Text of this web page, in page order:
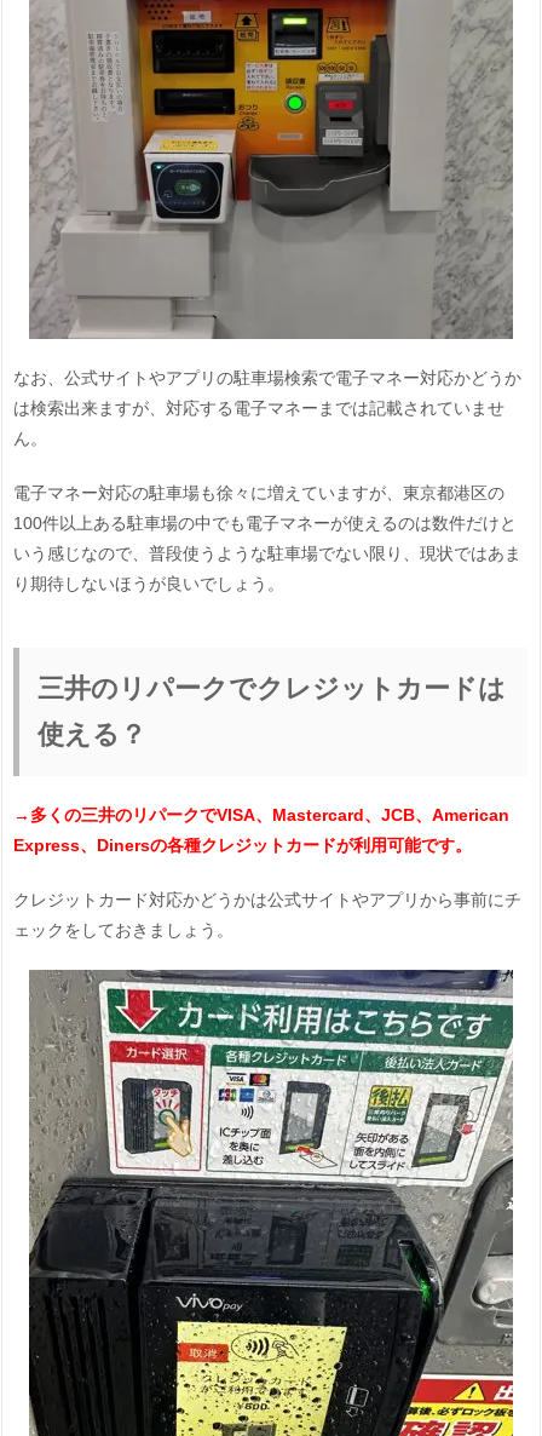
なお、公式サイトやアプリの駐車場検索で電子マネー対応かどうか
は検索出来ますが、対応する電子マネーまでは記載されていませ
ん。
電子マネー対応の駐車場も徐々に増えていますが、東京都港区の
100件以上ある駐車場の中でも電子マネーが使えるのは数件だけと
いう感じなので、普段使うような駐車場でない限り、現状ではあま
り期待しないほうが良いでしょう。
三井のリパークでクレジットカードは
使える？
→多くの三井のリパークでVISA、Mastercard、JCB、American
Express、Dinersの各種クレジットカードが利用可能です。
クレジットカード対応かどうかは公式サイトやアプリから事前にチ
ェックをしておきましょう。